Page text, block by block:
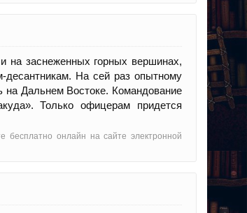
на заснеженных горных вершинах,
десантникам. На сей раз опытному
на Дальнем Востоке. Командование
Только офицерам придется
бесплатно онлайн на сайте электронной